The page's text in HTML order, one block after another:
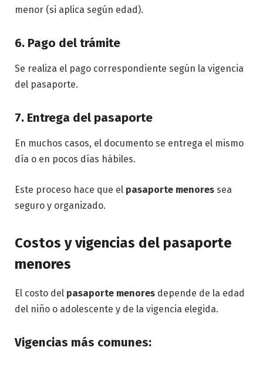
menor (si aplica según edad).
6. Pago del trámite
Se realiza el pago correspondiente según la vigencia
del pasaporte.
7. Entrega del pasaporte
En muchos casos, el documento se entrega el mismo
día o en pocos días hábiles.
Este proceso hace que el pasaporte menores sea
seguro y organizado.
Costos y vigencias del pasaporte
menores
El costo del pasaporte menores depende de la edad
del niño o adolescente y de la vigencia elegida.
Vigencias más comunes: